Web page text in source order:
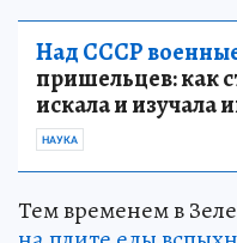
Над СССР
пришельцев: как
искала и изучала
НАУКА
Тем временем в